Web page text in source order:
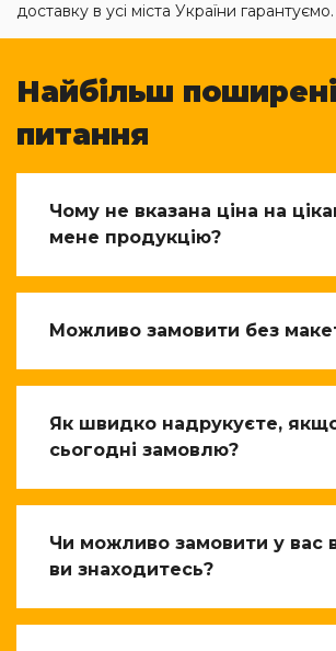
доставку в усі міста України гарантуємо.
Найбільш поширені
питання
Чому не вказана ціна на
мене продукцію?
Можливо замовити без
Як швидко надрукуєте,
сьогодні замовлю?
Чи можливо замовити у вас
ви знаходитесь?